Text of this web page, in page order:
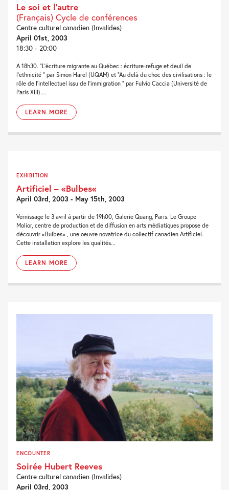
Le soi et l’autre
(Français) Cycle de conférences
Centre culturel canadien (Invalides)
April 01st, 2003
18:30 - 20:00
A 18h30. “L’écriture migrante au Québec : écriture-refuge et deuil de
l’ethnicité “ par Simon Harel (UQAM) et “Au delà du choc des civilisations : le
rôle de l’intellectuel issu de l’immigration ” par Fulvio Caccia (Université de
Paris XIII)....
LEARN MORE
EXHIBITION
Artificiel – «Bulbes«
April 03rd, 2003 - May 15th, 2003
Vernissage le 3 avril à partir de 19h00, Galerie Quang, Paris. Le Groupe
Molior, centre de production et de diffusion en arts médiatiques propose de
découvrir «Bulbes» , une oeuvre novatrice du collectif canadien Artificiel.
Cette installation explore les qualités...
LEARN MORE
ENCOUNTER
Soirée Hubert Reeves
Centre culturel canadien (Invalides)
April 03rd, 2003